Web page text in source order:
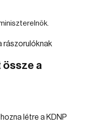
össze a